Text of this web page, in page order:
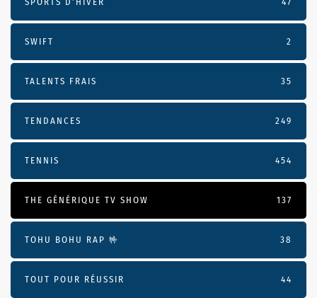
SWIFT 2
TALENTS FRAIS 35
TENDANCES 249
TENNIS 454
THE GÉNÉRIQUE TV SHOW 137
TOHU BOHU RAP 🤟 38
TOUT POUR RÉUSSIR 44